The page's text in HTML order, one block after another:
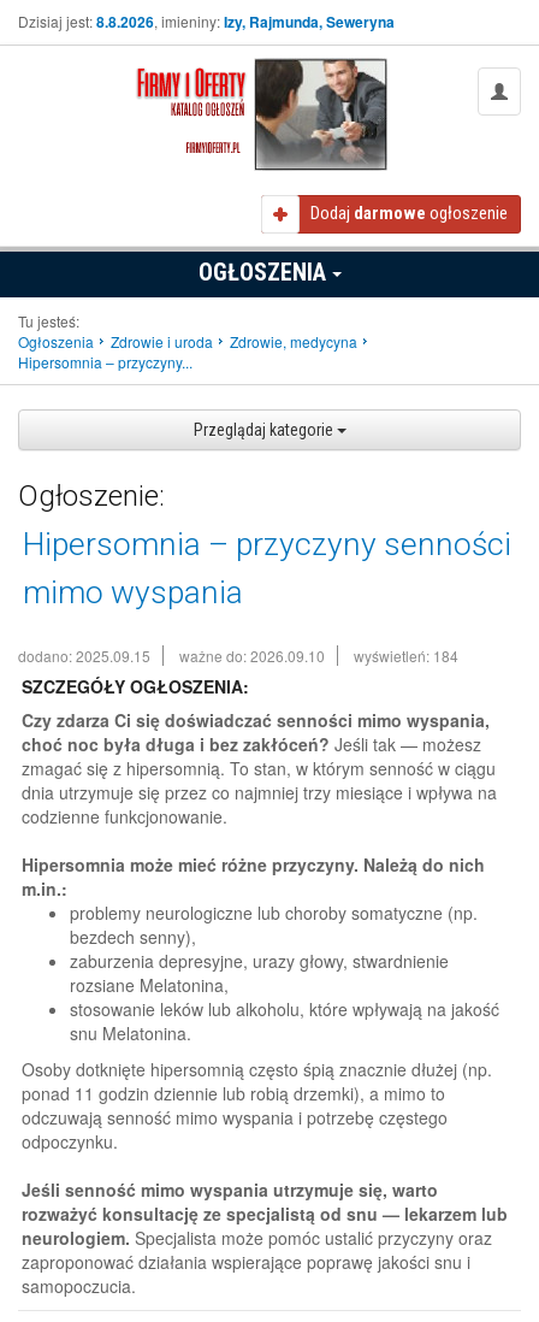
Dzisiaj jest:8.8.2026, imieniny:Izy, Rajmunda, Seweryna
Dodaj darmowe ogłoszenie
OGŁOSZENIA
Tu jesteś:
Ogłoszenia
Zdrowie i uroda
Zdrowie, medycyna
Hipersomnia – przyczyny...
Przeglądaj kategorie
Ogłoszenie:
Hipersomnia – przyczyny senności
mimo wyspania
dodano: 2025.09.15 ważne do: 2026.09.10 wyświetleń: 184
SZCZEGÓŁY OGŁOSZENIA:
Czy zdarza Ci się doświadczać senności mimo wyspania,
choć noc była długa i bez zakłóceń? Jeśli tak — możesz
zmagać się z hipersomnią. To stan, w którym senność w ciągu
dnia utrzymuje się przez co najmniej trzy miesiące i wpływa na
codzienne funkcjonowanie.
Hipersomnia może mieć różne przyczyny. Należą do nich
m.in.:
problemy neurologiczne lub choroby somatyczne (np.
bezdech senny),
zaburzenia depresyjne, urazy głowy, stwardnienie
rozsiane Melatonina,
stosowanie leków lub alkoholu, które wpływają na jakość
snu Melatonina.
Osoby dotknięte hipersomnią często śpią znacznie dłużej (np.
ponad 11 godzin dziennie lub robią drzemki), a mimo to
odczuwają senność mimo wyspania i potrzebę częstego
odpoczynku.
Jeśli senność mimo wyspania utrzymuje się, warto
rozważyć konsultację ze specjalistą od snu — lekarzem lub
neurologiem. Specjalista może pomóc ustalić przyczyny oraz
zaproponować działania wspierające poprawę jakości snu i
samopoczucia.